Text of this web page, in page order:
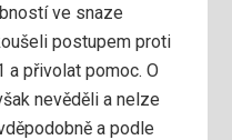
ve snaze
postupem proti
a přivolat pomoc. O
nevěděli a nelze
a podle